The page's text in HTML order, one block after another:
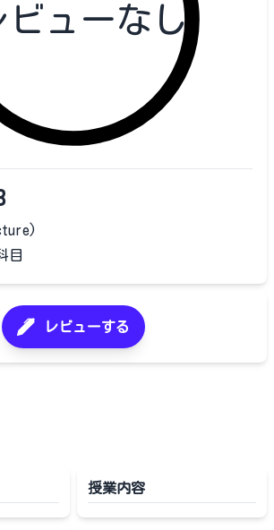
ビューなし
目
レビューする
授業内容